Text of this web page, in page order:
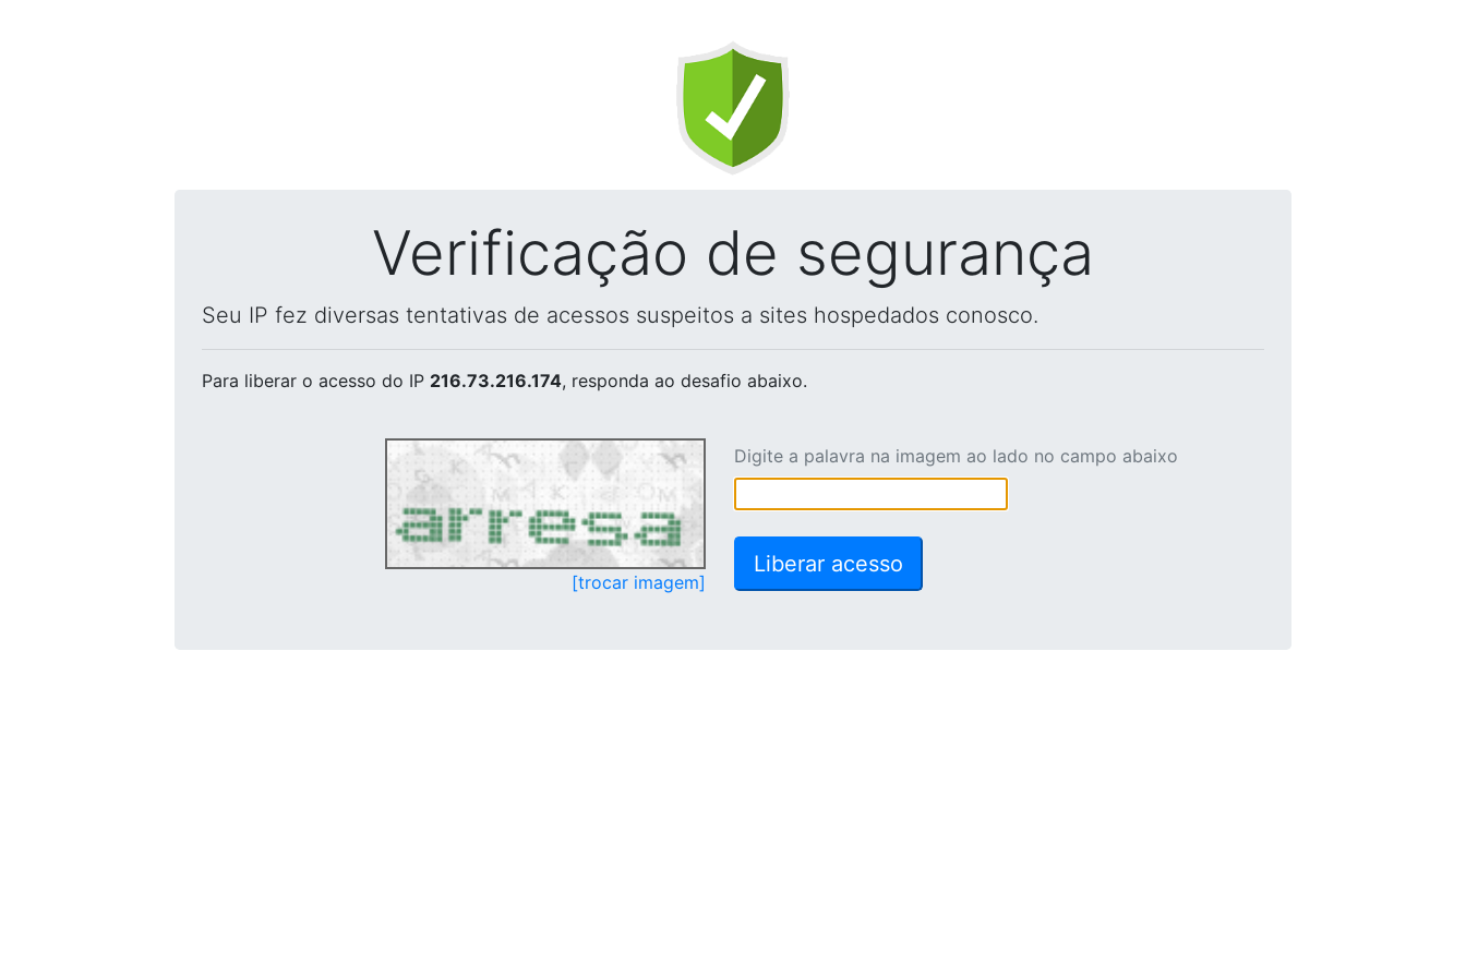
Verificação de segurança
Seu IP fez diversas tentativas de acessos suspeitos a sites hospedados conosco.
Para liberar o acesso do IP 216.73.216.174, responda ao desafio abaixo.
[trocar imagem]
Digite a palavra na imagem ao lado no campo abaixo